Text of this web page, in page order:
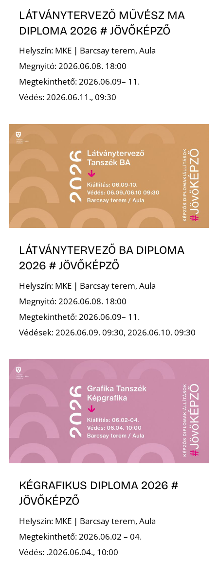
LÁTVÁNYTERVEZŐ MŰVÉSZ MA
DIPLOMA 2026 # JÖVŐKÉPZŐ
Helyszín: MKE | Barcsay terem, Aula
Megnyitó: 2026.06.08. 18:00
Megtekinthető: 2026.06.09– 11.
Védés: 2026.06.11., 09:30
LÁTVÁNYTERVEZŐ BA DIPLOMA
2026 # JÖVŐKÉPZŐ
Helyszín: MKE | Barcsay terem, Aula
Megnyitó: 2026.06.08. 18:00
Megtekinthető: 2026.06.09– 11.
Védések: 2026.06.09. 09:30, 2026.06.10. 09:30
KÉGRAFIKUS DIPLOMA 2026 #
JÖVŐKÉPZŐ
Helyszín: MKE | Barcsay terem, Aula
Megtekinthető: 2026.06.02 – 04.
Védés: .2026.06.04., 10:00